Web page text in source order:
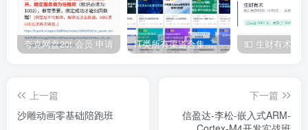
夸克网盘20t 会员 申请 IT类所有渠道合集 持续日更，目前近四千多条资源 年费用户微信私信获取权限
上一篇
沙雕动画零基础陪跑班
下一篇
信盈达-李松-嵌入式ARM-